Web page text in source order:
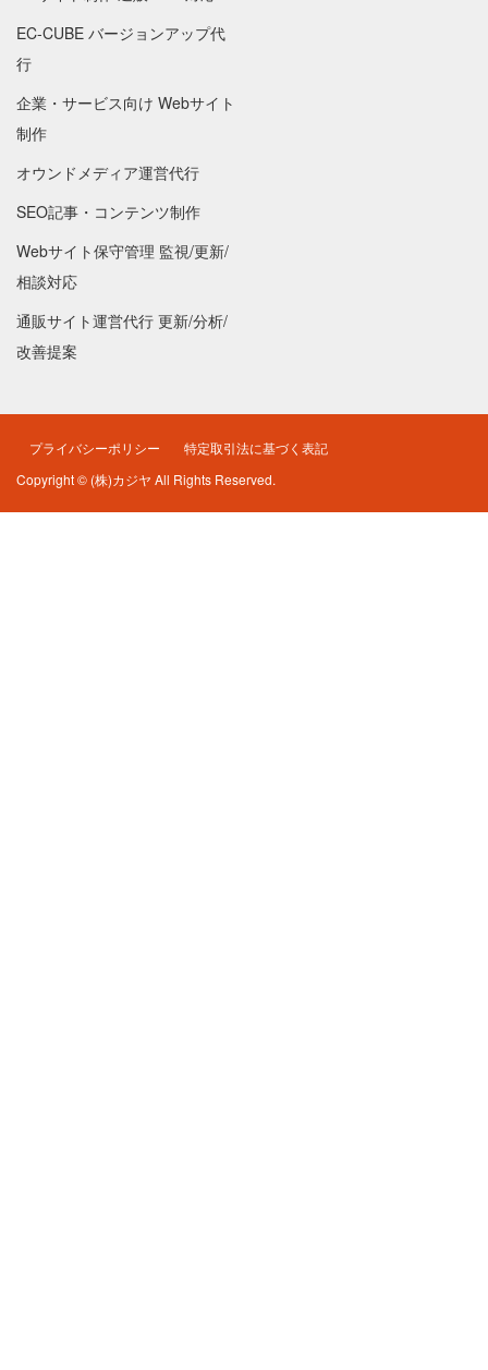
EC-CUBE バージョンアップ代
行
企業・サービス向け Webサイト
制作
オウンドメディア運営代行
SEO記事・コンテンツ制作
Webサイト保守管理 監視/更新/
相談対応
通販サイト運営代行 更新/分析/
改善提案
プライバシーポリシー
特定取引法に基づく表記
Copyright © (株)カジヤ All Rights Reserved.